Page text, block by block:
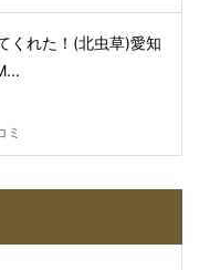
くれた！(北虫草)愛知
ミ